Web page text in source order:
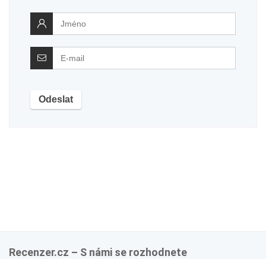
Recenzer.cz – S námi se rozhodnete